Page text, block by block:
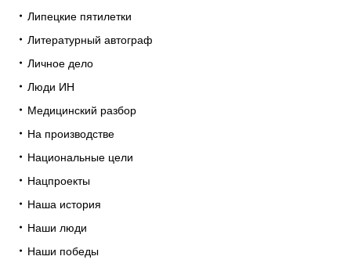
Липецкие пятилетки
Литературный автограф
Личное дело
Люди ИН
Медицинский разбор
На производстве
Национальные цели
Нацпроекты
Наша история
Наши люди
Наши победы